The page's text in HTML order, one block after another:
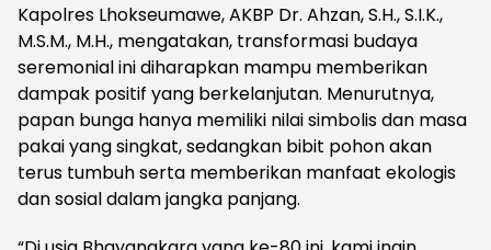
Kapolres Lhokseumawe, AKBP Dr. Ahzan, S.H., S.I.K.,
M.S.M., M.H., mengatakan, transformasi budaya
seremonial ini diharapkan mampu memberikan
dampak positif yang berkelanjutan. Menurutnya,
papan bunga hanya memiliki nilai simbolis dan masa
pakai yang singkat, sedangkan bibit pohon akan
terus tumbuh serta memberikan manfaat ekologis
dan sosial dalam jangka panjang.